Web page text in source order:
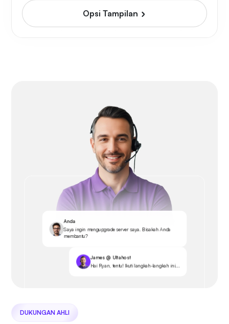
Opsi Tampilan
Anda
Saya ingin mengupgrade server saya. Bisakah Anda
membantu?
James @ Ultahost
Hai Ryan, tentu! Ikuti langkah-langkah ini...
DUKUNGAN AHLI